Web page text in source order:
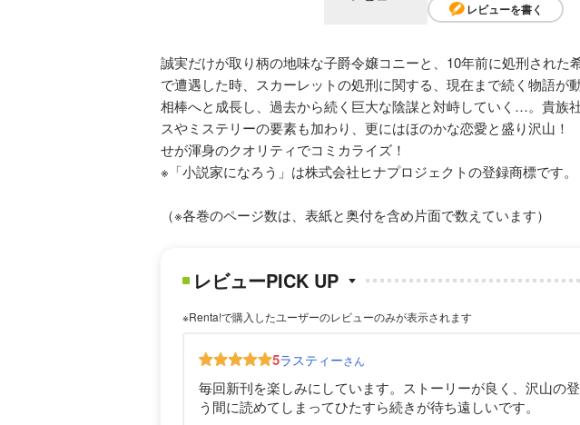
レビューを書く
誠実だけが取り柄の地味な子爵令嬢コニーと、10年前に処刑され
で遭遇した時、スカーレットの処刑に関する、現在まで続く物語
相棒へと成長し、過去から続く巨大な陰謀と対峙していく…。貴族
スやミステリーの要素も加わり、更にはほのかな恋愛と盛り沢山
せが渾身のクオリティでコミカライズ！
※「小説家になろう」は株式会社ヒナプロジェクトの登録商標です。
（※各巻のページ数は、表紙と奥付を含め片面で数えています）
レビューPICK UP
※Renta!で購入したユーザーのレビューのみが表示されます
5ラスティーさん
毎回新刊を楽しみにしています。ストーリーが良く、沢山の
う間に読めてしまってひたすら続きが待ち遠しいです。